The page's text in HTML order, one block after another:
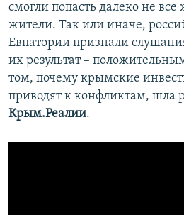
смогли попасть далеко не
жители. Так или иначе,
Евпатории признали
их результат –
том, почему крымские
приводят к конфликтам, шла
Крым.Реалии.